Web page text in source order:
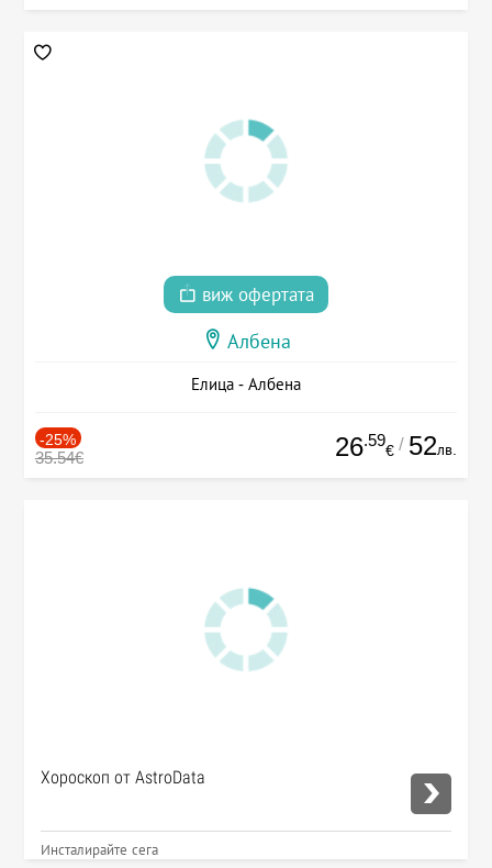
виж офертата
Албена
Елица - Албена
-25%
35.54€ 26.59
€ / 52лв.
Хороскоп от AstroData
Инсталирайте сега